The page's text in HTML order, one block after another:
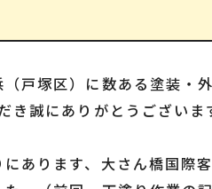
戸塚区）に数ある塗装・
き誠にありがとうございま
あります、大さん橋国際